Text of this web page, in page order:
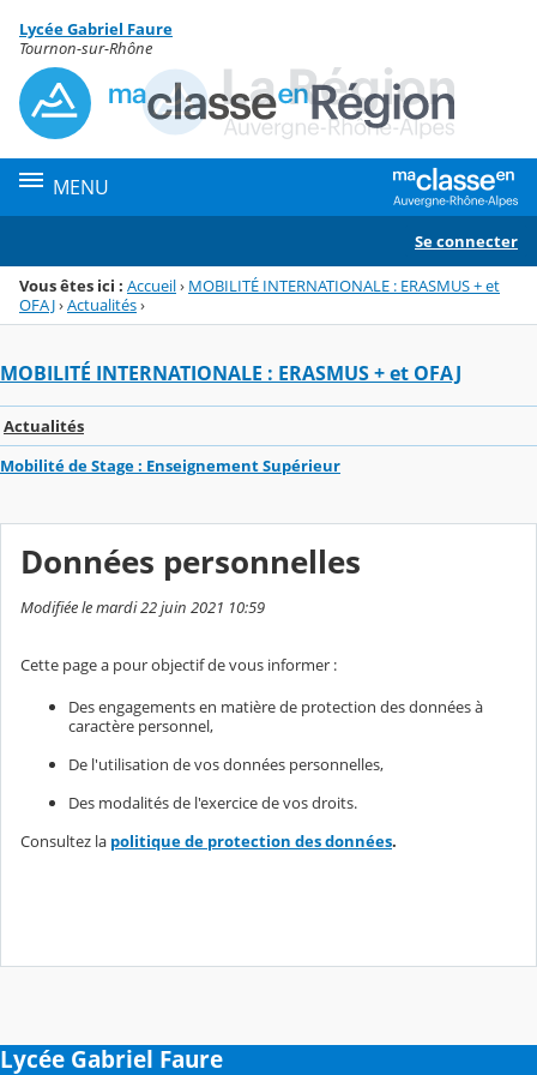
Menu de la rubrique
Contenu
Lycée Gabriel Faure
Tournon-sur-Rhône
MENU
Se connecter
Vous êtes ici : Accueil› MOBILITÉ INTERNATIONALE : ERASMUS + et
OFAJ›Actualités›
MOBILITÉ INTERNATIONALE : ERASMUS + et OFAJ
Actualités
Mobilité de Stage : Enseignement Supérieur
Données personnelles
Modifiée le mardi 22 juin 2021 10:59
Cette page a pour objectif de vous informer :
Des engagements en matière de protection des données à
caractère personnel,
De l'utilisation de vos données personnelles,
Des modalités de l'exercice de vos droits.
Consultez la politique de protection des données.
Lycée Gabriel Faure